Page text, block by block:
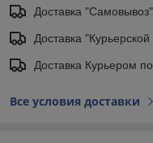
Доставка "Самовывоз"
Доставка
Доставка Курьером
Все условия доставки